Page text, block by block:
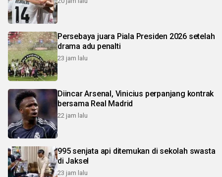
Persebaya juara Piala Presiden 2026 setelah
drama adu penalti
23 jam lalu
Diincar Arsenal, Vinicius perpanjang kontrak
bersama Real Madrid
22 jam lalu
995 senjata api ditemukan di sekolah swasta
di Jaksel
23 jam lalu